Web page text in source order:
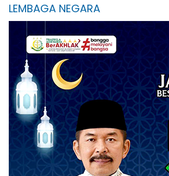
LEMBAGA NEGARA